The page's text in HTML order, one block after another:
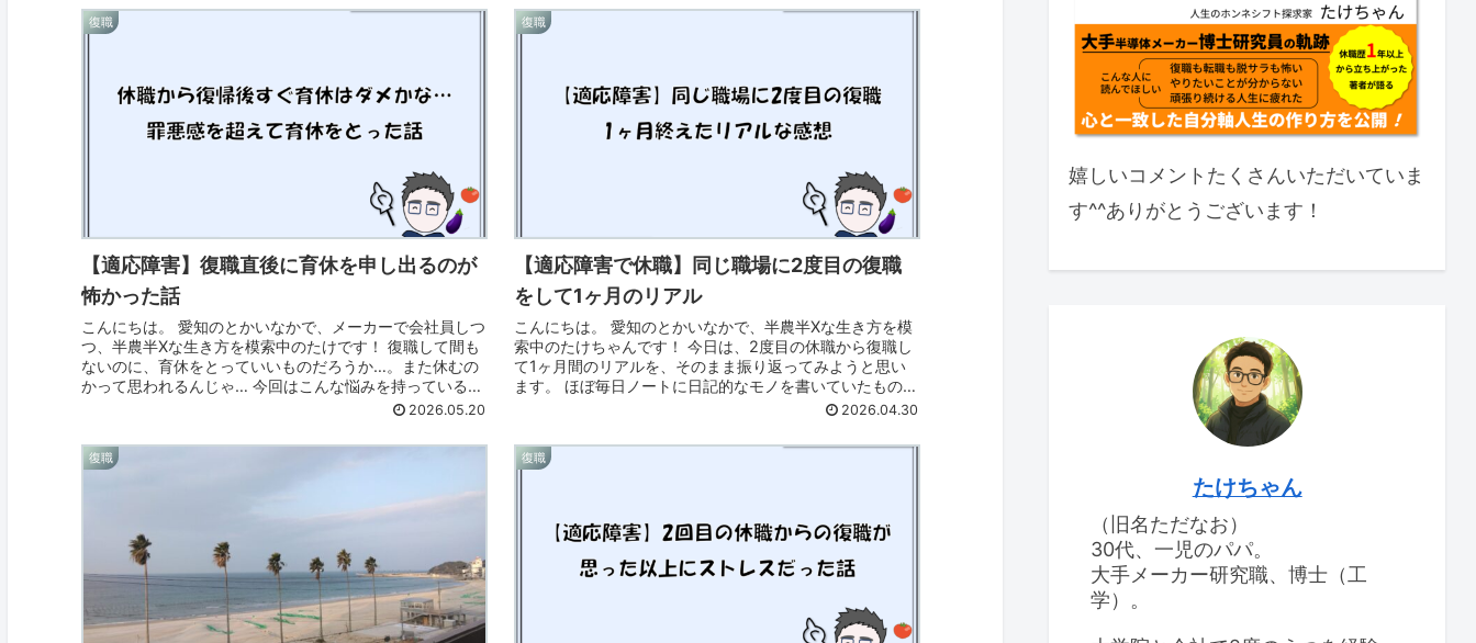
復職
【適応障害】復職直後に育休を申し出るのが
怖かった話
こんにちは。 愛知のとかいなかで、メーカーで会社員しつ
つ、半農半Xな生き方を模索中のたけです！ 復職して間も
ないのに、育休をとっていいものだろうか…。また休むの
かって思われるんじゃ… 今回はこんな悩みを持っている人
2026.05.20
復職
【適応障害で休職】同じ職場に2度目の復職
をして1ヶ月のリアル
こんにちは。 愛知のとかいなかで、半農半Xな生き方を模
索中のたけちゃんです！ 今日は、2度目の休職から復職し
て1ヶ月間のリアルを、そのまま振り返ってみようと思い
ます。 ほぼ毎日ノートに日記的なモノを書いていたものを
2026.04.30
復職 復職
嬉しいコメントたくさんいただいていま
す^^ありがとうございます！
たけちゃん
（旧名ただなお）
30代、一児のパパ。
大手メーカー研究職、博士（工
学）。